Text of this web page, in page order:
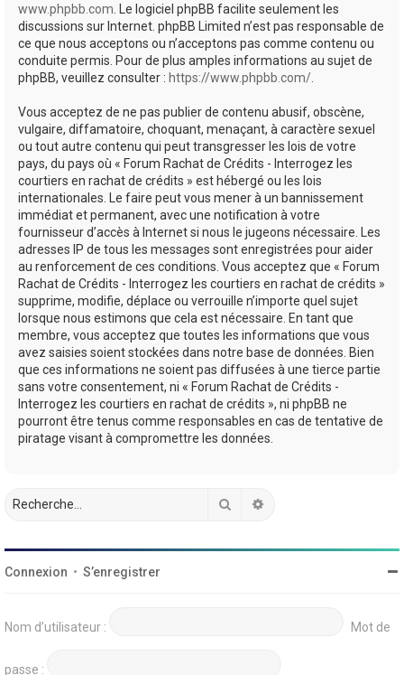
www.phpbb.com . Le logiciel phpBB facilite seulement les
discussions sur Internet. phpBB Limited n’est pas responsable de
ce que nous acceptons ou n’acceptons pas comme contenu ou
conduite permis. Pour de plus amples informations au sujet de
phpBB, veuillez consulter : https://www.phpbb.com/
Vous acceptez de ne pas publier de contenu abusif, obscène,
vulgaire, diffamatoire, choquant, menaçant, à caractère sexuel
ou tout autre contenu qui peut transgresser les lois de votre
pays, du pays où « Forum Rachat de Crédits - Interrogez les
courtiers en rachat de crédits » est hébergé ou les lois
internationales. Le faire peut vous mener à un bannissement
immédiat et permanent, avec une notification à votre
fournisseur d’accès à Internet si nous le jugeons nécessaire. Les
adresses IP de tous les messages sont enregistrées pour aider
au renforcement de ces conditions. Vous acceptez que « Forum
Rachat de Crédits - Interrogez les courtiers en rachat de crédits »
supprime, modifie, déplace ou verrouille n’importe quel sujet
lorsque nous estimons que cela est nécessaire. En tant que
membre, vous acceptez que toutes les informations que vous
avez saisies soient stockées dans notre base de données. Bien
que ces informations ne soient pas diffusées à une tierce partie
sans votre consentement, ni « Forum Rachat de Crédits -
Interrogez les courtiers en rachat de crédits », ni phpBB ne
pourront être tenus comme responsables en cas de tentative de
piratage visant à compromettre les données.
Rechercher
Connexion • S’enregistrer
Nom d’utilisateur : Mot de
passe :